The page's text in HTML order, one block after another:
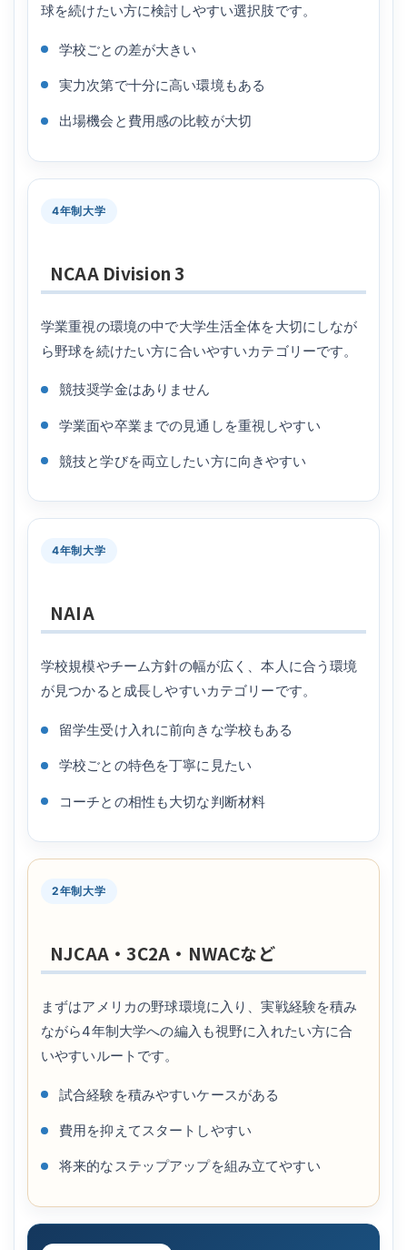
球を続けたい方に検討しやすい選択肢です。
学校ごとの差が大きい
実力次第で十分に高い環境もある
出場機会と費用感の比較が大切
4年制大学
NCAA Division 3
学業重視の環境の中で大学生活全体を大切にしなが
ら野球を続けたい方に合いやすいカテゴリーです。
競技奨学金はありません
学業面や卒業までの見通しを重視しやすい
競技と学びを両立したい方に向きやすい
4年制大学
NAIA
学校規模やチーム方針の幅が広く、本人に合う環境
が見つかると成長しやすいカテゴリーです。
留学生受け入れに前向きな学校もある
学校ごとの特色を丁寧に見たい
コーチとの相性も大切な判断材料
2年制大学
NJCAA・3C2A・NWACなど
まずはアメリカの野球環境に入り、実戦経験を積み
ながら4年制大学への編入も視野に入れたい方に合
いやすいルートです。
試合経験を積みやすいケースがある
費用を抑えてスタートしやすい
将来的なステップアップを組み立てやすい